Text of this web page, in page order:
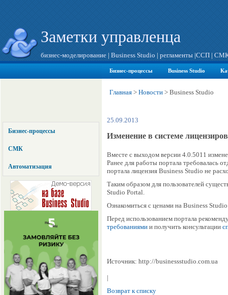
Заметки управленца
бизнес-моделирование | Business Studio | регламенты |ССП |
Бизнес-процессы Business Studio
Бизнес-процессы
СМК
Автоматизация
Главная > Новости > Business Studio
25.09.2013
Изменение в системе
Вместе с выходом версии 4.0.5011
Ранее для работы портала требовалась
портала лицензия Business Studio не
Таким образом для пользователей
Studio Portal.
Ознакомиться с ценами на Business
Перед использованием портала
требованиями и получить консультации
Источник: http://businessstudio.com.ua
|
Возврат к списку